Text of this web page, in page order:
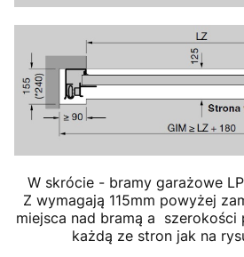
W skrócie - bramy garażowe
Z wymagają 115mm powyżej
miejsca nad bramą a szerokości
każdą ze stron jak na